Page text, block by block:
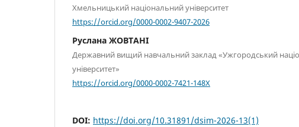
Хмельницький національний університет
https://orcid.org/0000-0002-9407-2026
Руслана ЖОВТАНІ
Державний вищий навчальний заклад «Ужгородський
університет»
https://orcid.org/0000-0002-7421-148X
DOI: https://doi.org/10.31891/dsim-2026-13(1)